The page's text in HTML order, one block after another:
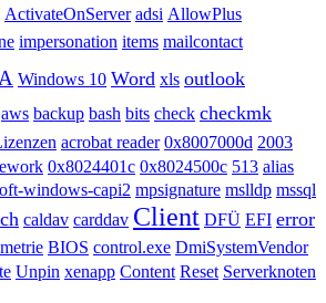
ActivateOnServer adsi AllowPlus
impersonation items mailcontact
Windows 10 Word xls outlook
aws backup bash bits check checkmk
acrobat reader 0x8007000d 2003
0x8024401c 0x8024500c 513 alias
windows-capi2 mpsignature mslldp mssql
caldav carddav Client DFÜ EFI error
BIOS control.exe DmiSystemVendor
Unpin xenapp Content Reset Serverknoten